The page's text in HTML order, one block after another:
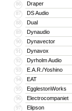
86 Draper
87 DS Audio
88 Dual
89 Dynaudio
90 Dynavector
91 Dynavox
92 Dyrholm Audio
93 E.A.R./Yoshino
94 EAT
95 EgglestonWorks
96 Electrocompaniet
97 Elipson